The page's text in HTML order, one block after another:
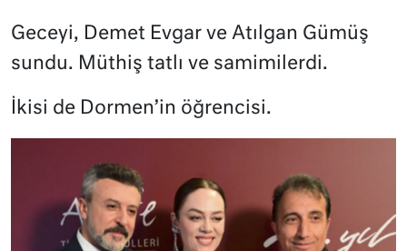
Geceyi, Demet Evgar ve Atılgan Gümüş
sundu. Müthiş tatlı ve samimilerdi.
İkisi de Dormen’in öğrencisi.